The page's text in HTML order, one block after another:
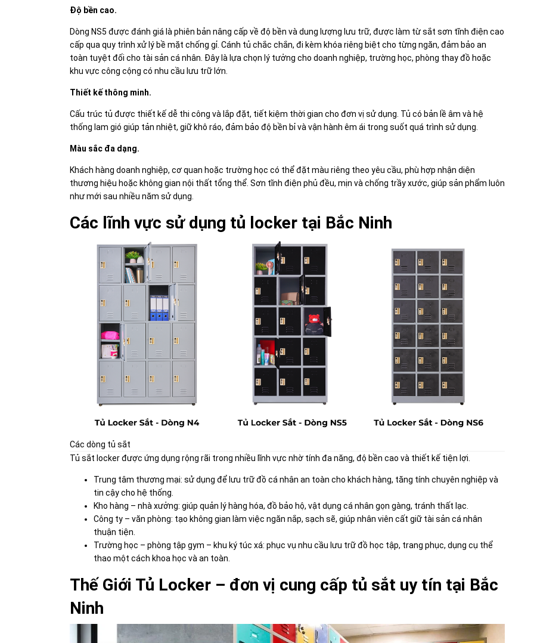
Độ bền cao.
Dòng NS5 được đánh giá là phiên bản nâng cấp về độ bền và dung lượng lưu trữ, được làm từ sắt sơn tĩnh điện cao
cấp qua quy trình xử lý bề mặt chống gỉ. Cánh tủ chắc chắn, đi kèm khóa riêng biệt cho từng ngăn, đảm bảo an
toàn tuyệt đối cho tài sản cá nhân. Đây là lựa chọn lý tưởng cho doanh nghiệp, trường học, phòng thay đồ hoặc
khu vực công cộng có nhu cầu lưu trữ lớn.
Thiết kế thông minh.
Cấu trúc tủ được thiết kế dễ thi công và lắp đặt, tiết kiệm thời gian cho đơn vị sử dụng. Tủ có bản lề âm và hệ
thống lam gió giúp tản nhiệt, giữ khô ráo, đảm bảo độ bền bỉ và vận hành êm ái trong suốt quá trình sử dụng.
Màu sắc đa dạng.
Khách hàng doanh nghiệp, cơ quan hoặc trường học có thể đặt màu riêng theo yêu cầu, phù hợp nhận diện
thương hiệu hoặc không gian nội thất tổng thể. Sơn tĩnh điện phủ đều, mịn và chống trầy xước, giúp sản phẩm luôn
như mới sau nhiều năm sử dụng.
Các lĩnh vực sử dụng tủ locker tại Bắc Ninh
Các dòng tủ sắt
Tủ sắt locker được ứng dụng rộng rãi trong nhiều lĩnh vực nhờ tính đa năng, độ bền cao và thiết kế tiện lợi.
Trung tâm thương mại: sử dụng để lưu trữ đồ cá nhân an toàn cho khách hàng, tăng tính chuyên nghiệp và
tin cậy cho hệ thống.
Kho hàng – nhà xưởng: giúp quản lý hàng hóa, đồ bảo hộ, vật dụng cá nhân gọn gàng, tránh thất lạc.
Công ty – văn phòng: tạo không gian làm việc ngăn nắp, sạch sẽ, giúp nhân viên cất giữ tài sản cá nhân
thuận tiện.
Trường học – phòng tập gym – khu ký túc xá: phục vụ nhu cầu lưu trữ đồ học tập, trang phục, dụng cụ thể
thao một cách khoa học và an toàn.
Thế Giới Tủ Locker – đơn vị cung cấp tủ sắt uy tín tại Bắc
Ninh